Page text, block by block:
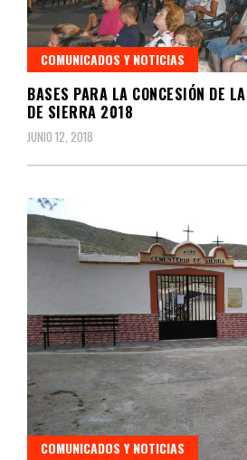
COMUNICADOS Y NOTICIAS
BASES PARA LA CONCESIÓN DE
DE SIERRA 2018
JUNIO 12, 2018
COMUNICADOS Y NOTICIAS